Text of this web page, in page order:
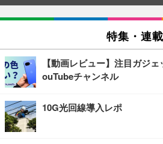
特集・連載
【動画レビュー】注目ガジ
ouTubeチャンネル
10G光回線導入レポ